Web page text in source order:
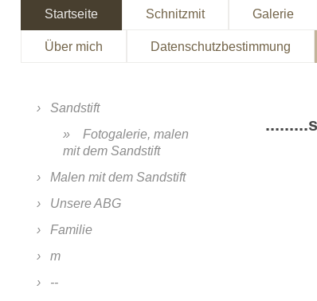
Startseite Schnitzmit Galerie
Über mich Datenschutzbestimmung
Sandstift
Fotogalerie, malen
mit dem Sandstift
Malen mit dem Sandstift
Unsere ABG
Familie
m
--